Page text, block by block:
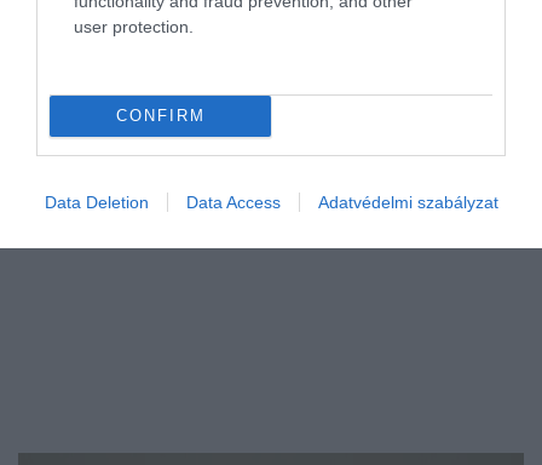
user protection.
CONFIRM
Data Deletion Data Access Adatvédelmi szabályzat